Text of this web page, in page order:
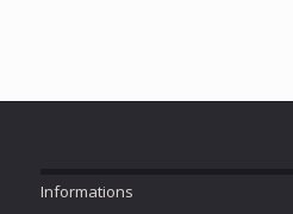
Informations